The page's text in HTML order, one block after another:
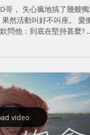
哥， 失心瘋地搞了幾艘獨
然活動叫好不叫座。 愛衝
問他：到底在堅持甚麼? 說
video